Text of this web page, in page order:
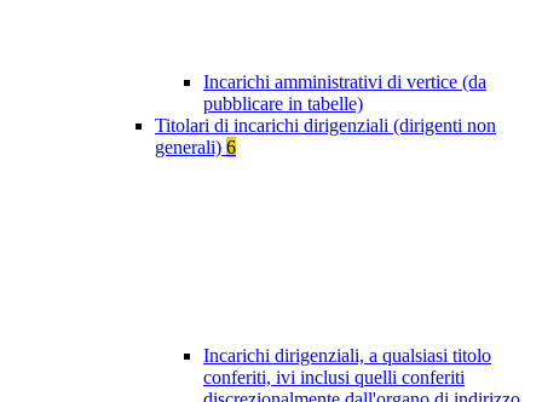
Incarichi amministrativi di vertice (da
pubblicare in tabelle)
Titolari di incarichi dirigenziali (dirigenti non
generali) 6
Incarichi dirigenziali, a qualsiasi titolo
conferiti, ivi inclusi quelli conferiti